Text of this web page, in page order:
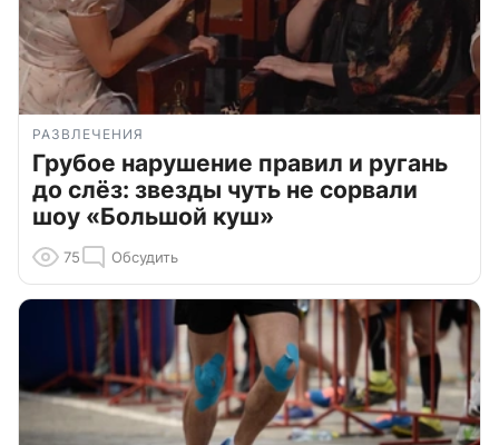
РАЗВЛЕЧЕНИЯ
Грубое нарушение правил и ругань
до слёз: звезды чуть не сорвали
шоу «Большой куш»
75 Обсудить